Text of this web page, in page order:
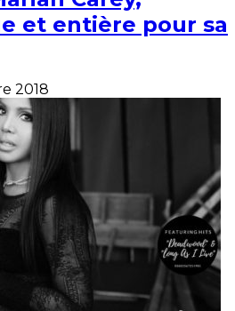
et entière pour sa
2018